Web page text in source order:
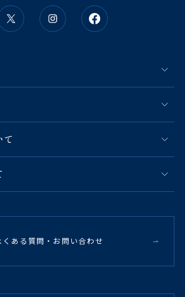
くある質問・お問い合わせ